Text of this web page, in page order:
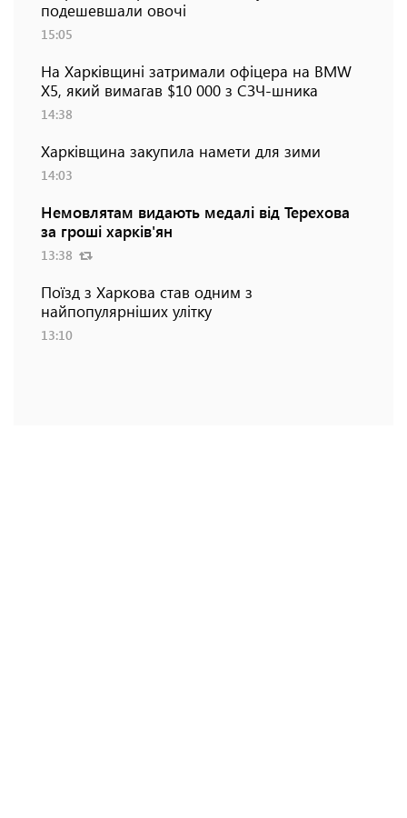
подешевшали овочі
15:05
На Харківщині затримали офіцера на BMW
Х5, який вимагав $10 000 з СЗЧ-шника
14:38
Харківщина закупила намети для зими
14:03
Немовлятам видають медалі від Терехова
за гроші харків'ян
13:38
Поїзд з Харкова став одним з
найпопулярніших улітку
13:10